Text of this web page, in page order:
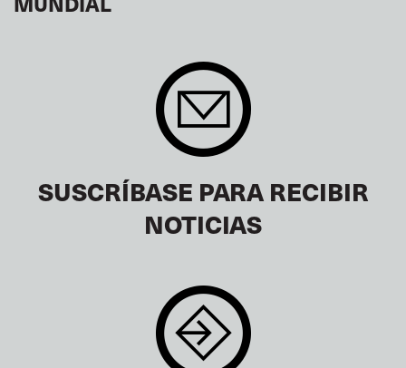
SUSCRÍBASE PARA RECIBIR
NOTICIAS